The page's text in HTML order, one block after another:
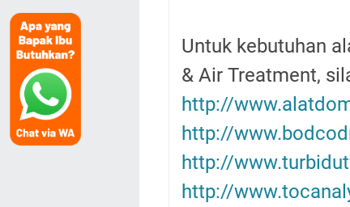
Untuk kebutuhan
& Air Treatment,
http://
http://
http://
http://